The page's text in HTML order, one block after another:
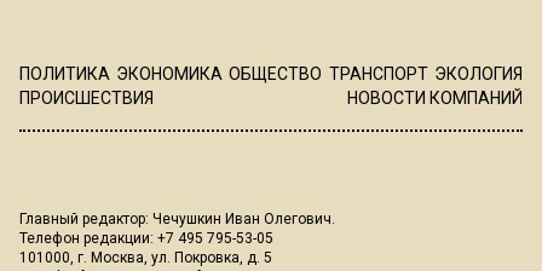
ПОЛИТИКА ЭКОНОМИКА ОБЩЕСТВО ТРАНСПОРТ ЭКОЛОГИЯ
ПРОИСШЕСТВИЯ
НОВОСТИ КОМПАНИЙ
Главный редактор: Чечушкин Иван Олегович.
Телефон редакции: +7 495 795-53-05
101000, г. Москва, ул. Покровка, д. 5